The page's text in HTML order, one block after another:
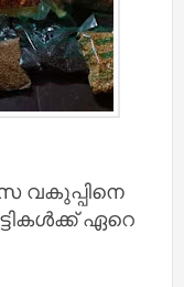
വകുപ്പിനെ
ഏറെ